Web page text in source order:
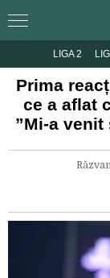
LIGA 2
Prima
ce a aflat
”Mi-a venit